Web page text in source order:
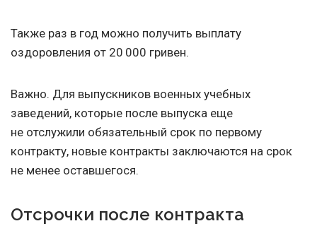
Также раз в год можно получить выплату
оздоровления от 20 000 гривен.
Важно. Для выпускников военных учебных
заведений, которые после выпуска еще
не отслужили обязательный срок по первому
контракту, новые контракты заключаются на срок
не менее оставшегося.
Отсрочки после контракта